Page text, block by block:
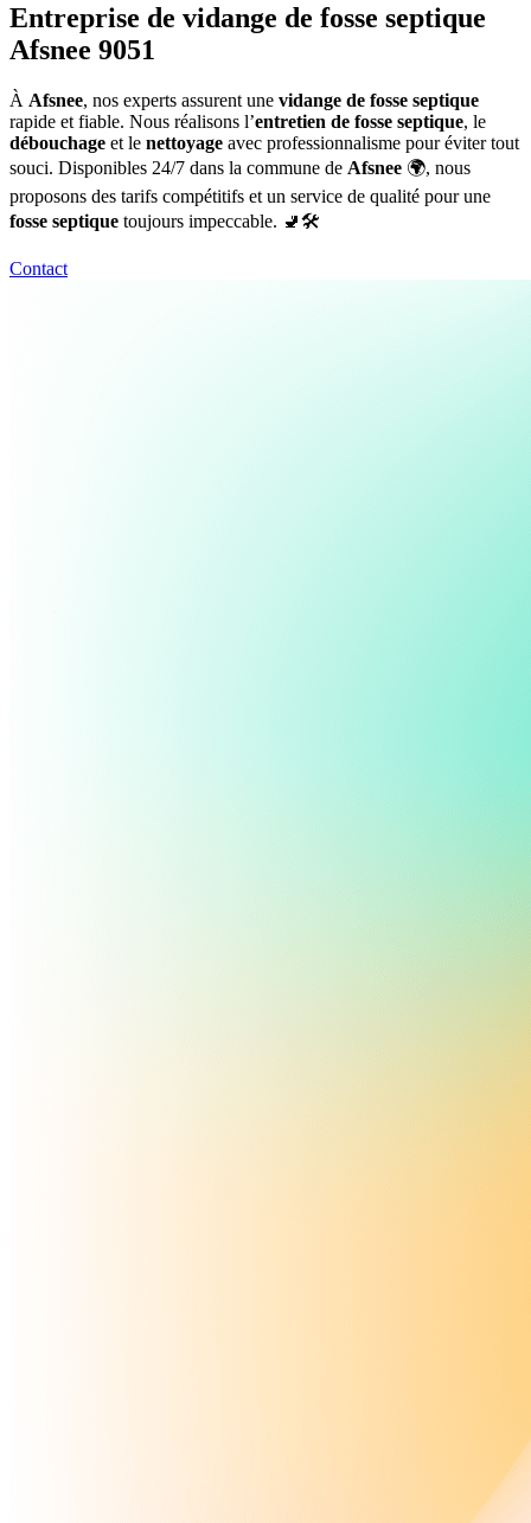
Entreprise de vidange de fosse septique
Afsnee 9051
À Afsnee, nos experts assurent une vidange de fosse septique
rapide et fiable. Nous réalisons l’entretien de fosse septique, le
débouchage et le nettoyage avec professionnalisme pour éviter tout
souci. Disponibles 24/7 dans la commune de Afsnee 🌍, nous
proposons des tarifs compétitifs et un service de qualité pour une
fosse septique toujours impeccable. 🚽🛠️
Contact